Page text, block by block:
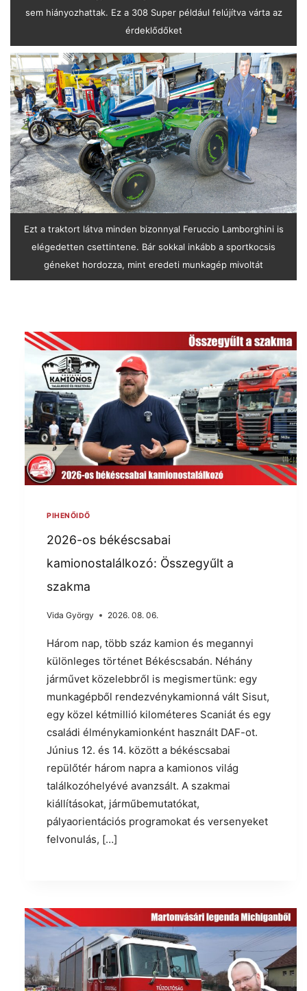
sem hiányozhattak. Ez a 308 Super például felújítva várta az
érdeklődőket
Ezt a traktort látva minden bizonnyal Feruccio Lamborghini is
elégedetten csettintene. Bár sokkal inkább a sportkocsis
géneket hordozza, mint eredeti munkagép mivoltát
PIHENŐIDŐ
2026-os békéscsabai
kamionostalálkozó: Összegyűlt a
szakma
Vida György 2026. 08. 06.
Három nap, több száz kamion és megannyi
különleges történet Békéscsabán. Néhány
járművet közelebbről is megismertünk: egy
munkagépből rendezvénykamionná vált Sisut,
egy közel kétmillió kilométeres Scaniát és egy
családi élménykamionként használt DAF-ot.
Június 12. és 14. között a békéscsabai
repülőtér három napra a kamionos világ
találkozóhelyévé avanzsált. A szakmai
kiállításokat, járműbemutatókat,
pályaorientációs programokat és versenyeket
felvonulás, […]